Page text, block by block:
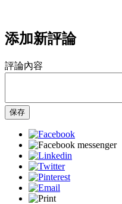
添加新評論
評論內容
保存